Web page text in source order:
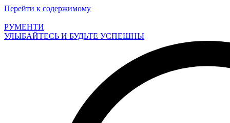
Перейти к содержимому
РУМЕНТИ
УЛЫБАЙТЕСЬ И БУДЬТЕ УСПЕШНЫ